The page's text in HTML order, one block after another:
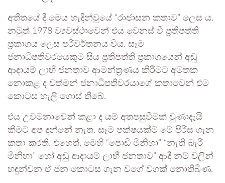
අතීතයේ දී මෙය හැදින්වූයේ “රාජාසන කතාව” ලෙස ය.
නමුත් 1978 ව්‍යවස්ථාවෙන් එය වෙනස් වී ප්‍රතිපත්ති
ප්‍රකාශය ලෙස පරිවර්තනය විය. සෑම
ජනාධිපතිවරයෙකුම සිය ප්‍රතිපත්ති ප්‍රකාශයෙන් අඩු
ආදායම් ලාභී ජනතාව ආමන්ත්‍රණය කිරීමට අමතක
නොකළ ද වත්මන් ජනාධිපතිවරයාගේ කතාවෙන් එම
කොටස හැලී ගොස් තිබේ.
එය උවමනාවෙන් කළා ද යම් අතපසුවීමක් වුණාදැයි
කීමට අප දන්නේ නැත. සෑම පක්ෂයක්ම මේ පිරිස ගැන
කතා කරති. එහෙත්, මෙහි “පොඩි මිනිහා” “නැති බැරි
මිනිහා” හෝ අඩු ආදායම් ලාභී ජනතාව” ආදී නම් වලින්
හඳුන්වන ඒ ජන කොටස ගැන වගේ වගක් නොතිබිණ.